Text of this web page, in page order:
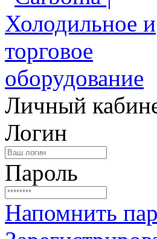
Личный
Логин
Пароль
Напомнить